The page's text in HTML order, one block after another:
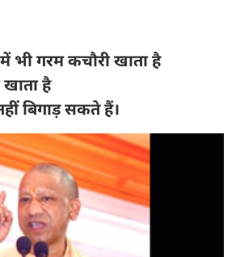
भी गरम कचौरी खाता है
है
बिगाड़ सकते हैं।